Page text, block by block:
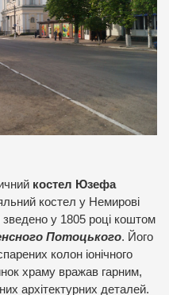
костел Юзефа
костел у Немирові
у 1805 році коштом
Потоцького. Його
колон іонічного
храму вражав гарним,
архітектурних деталей.